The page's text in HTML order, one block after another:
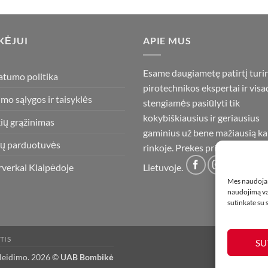
Mes
naudojimą
sutinkate su
politika
sąlygos ir taisyklės
grąžinimas
parduotuvės
Klaipėdoje
APIE MUS
Esame daugiametę patirtį
pirotechnikos ekspertai ir
stengiamės pasiūlyti tik
kokybiškiausius ir geriausius
gaminius už bene mažiausią
rinkoje. Prekes pristatome
Lietuvoje.
2026 © UAB Bombikė